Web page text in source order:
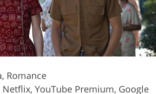
Romance
Netflix, YouTube Premium, Google